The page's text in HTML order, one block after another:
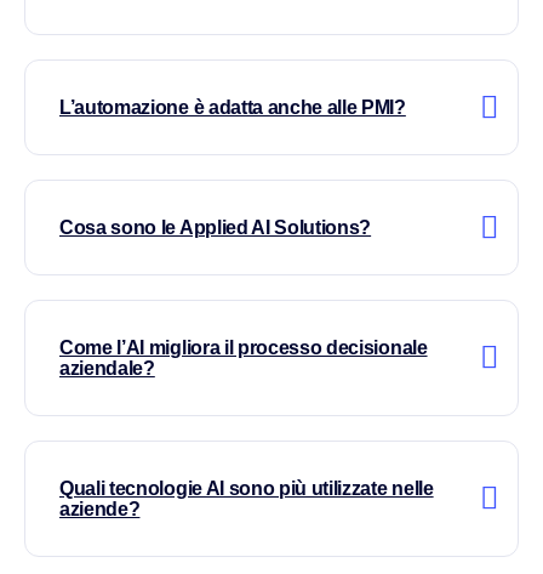
L’automazione è adatta anche alle PMI?
Cosa sono le Applied AI Solutions?
Come l’AI migliora il processo decisionale
aziendale?
Quali tecnologie AI sono più utilizzate nelle
aziende?